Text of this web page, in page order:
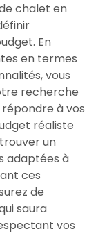
chalet en
En
en termes
vous
recherche
à vos
réaliste
un
adaptées à
ces
de
saura
vos